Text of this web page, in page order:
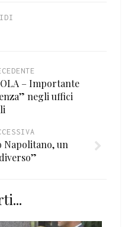
– Importante
negli uffici
Napolitano, un